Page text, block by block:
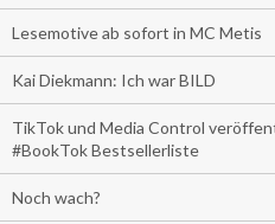
Lesemotive ab sofort in MC Metis
Kai Diekmann: Ich war BILD
TikTok und Media Control
#BookTok Bestsellerliste
Noch wach?